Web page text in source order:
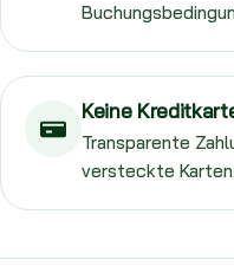
Keine
Transparente
versteckte